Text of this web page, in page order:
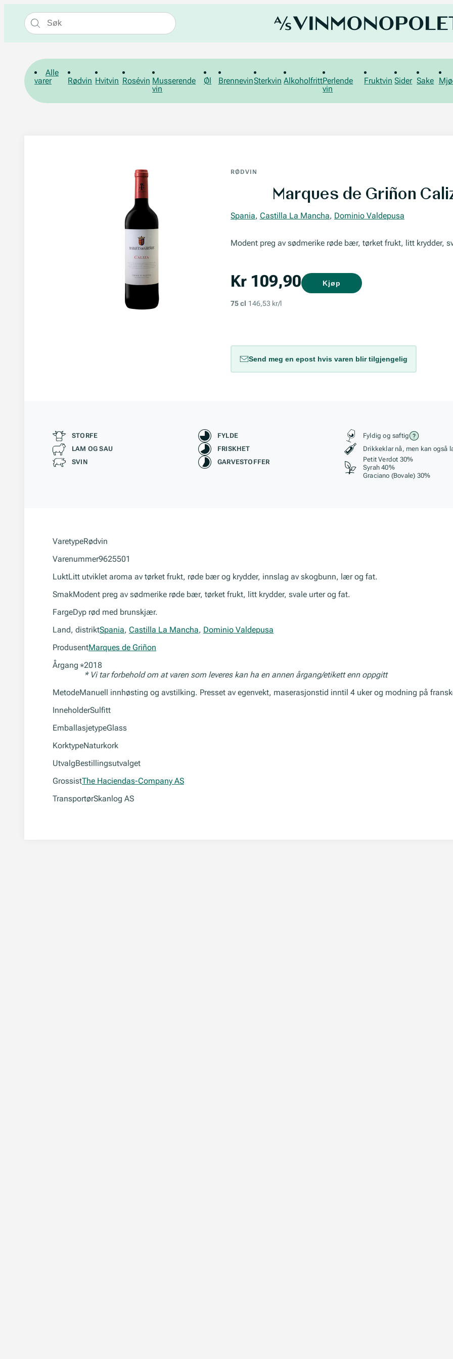
Alle
varer
Rødvin Hvitvin Rosévin Musserende
vin
Øl BrennevinSterkvin AlkoholfrittPerlende
vin
Fruktvin Sider Sake
RØDVIN
Marques de Griñon
Spania, Castilla La Mancha, Dominio Valdepusa
Modent preg av sødmerike røde bær, tørket frukt, litt krydder,
Kr 109,90
75 cl 146,53 kr/l
Kjøp
Send meg en epost hvis varen blir tilgjengelig
Passer til
STORFE
LAM OG SAU
SVIN
Karakteristikk
FYLDE
FRISKHET
GARVESTOFFER
Stil, lagring og
Fyldig og saftig
Drikkeklar nå, men kan også
Petit Verdot 30%
Syrah 40%
Graciano (Bovale) 30%
VaretypeRødvin
Varenummer9625501
LuktLitt utviklet aroma av tørket frukt, røde bær og krydder, innslag av skogbunn, lær og fat.
SmakModent preg av sødmerike røde bær, tørket frukt, litt krydder, svale urter og fat.
FargeDyp rød med brunskjær.
Land, distriktSpania, Castilla La Mancha, Dominio Valdepusa
ProdusentMarques de Griñon
Årgang *2018
* Vi tar forbehold om at varen som leveres kan ha en annen årgang/etikett enn oppgitt
MetodeManuell innhøsting og avstilking. Presset av egenvekt, maserasjonstid inntil 4 uker og modning på
InneholderSulfitt
EmballasjetypeGlass
KorktypeNaturkork
UtvalgBestillingsutvalget
GrossistThe Haciendas-Company AS
TransportørSkanlog AS